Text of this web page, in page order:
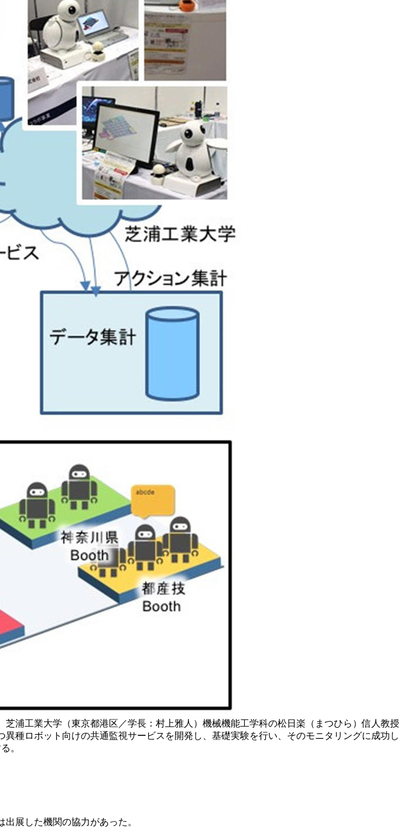
浦工業大学（東京都港区／学長：村上雅人）機械機能工学科の松日楽（まつひら）信人教授
種ロボット向けの共通監視サービスを開発し、基礎実験を行い、そのモニタリングに成功し
る。
展した機関の協力があった。